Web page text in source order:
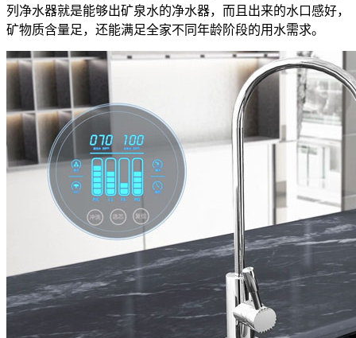
列净水器就是能够出矿泉水的净水器，而且出来的水口感好，
矿物质含量足，还能满足全家不同年龄阶段的用水需求。